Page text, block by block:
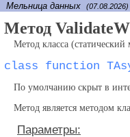
Мельница данных (07.08.2026)
Метод
Метод класса (статический
class function
По умолчанию скрыт в
Метод является методом
Параметры: